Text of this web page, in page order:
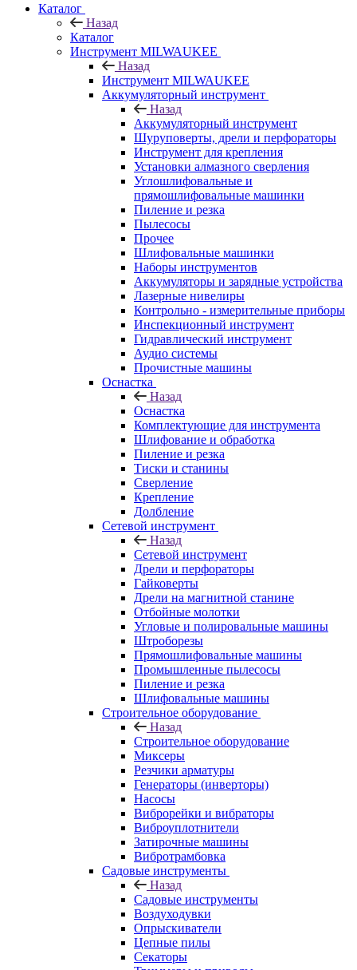
Каталог
Назад
Каталог
Инструмент MILWAUKEE
Назад
Инструмент MILWAUKEE
Аккумуляторный инструмент
Назад
Аккумуляторный инструмент
Шуруповерты, дрели и перфораторы
Инструмент для крепления
Установки алмазного сверления
Углошлифовальные и
прямошлифовальные машинки
Пиление и резка
Пылесосы
Прочее
Шлифовальные машинки
Наборы инструментов
Аккумуляторы и зарядные устройства
Лазерные нивелиры
Контрольно - измерительные приборы
Инспекционный инструмент
Гидравлический инструмент
Аудио системы
Прочистные машины
Оснастка
Назад
Оснастка
Комплектующие для инструмента
Шлифование и обработка
Пиление и резка
Тиски и станины
Сверление
Крепление
Долбление
Сетевой инструмент
Назад
Сетевой инструмент
Дрели и перфораторы
Гайковерты
Дрели на магнитной станине
Отбойные молотки
Угловые и полировальные машины
Штроборезы
Прямошлифовальные машины
Промышленные пылесосы
Пиление и резка
Шлифовальные машины
Строительное оборудование
Назад
Строительное оборудование
Миксеры
Резчики арматуры
Генераторы (инверторы)
Насосы
Виброрейки и вибраторы
Виброуплотнители
Затирочные машины
Вибротрамбовка
Садовые инструменты
Назад
Садовые инструменты
Воздуходувки
Опрыскиватели
Цепные пилы
Секаторы